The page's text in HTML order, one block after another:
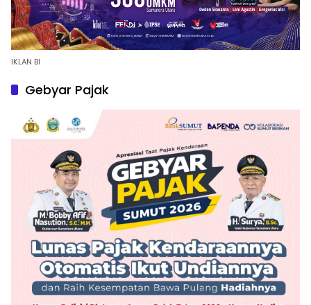
IKLAN BI
Gebyar Pajak